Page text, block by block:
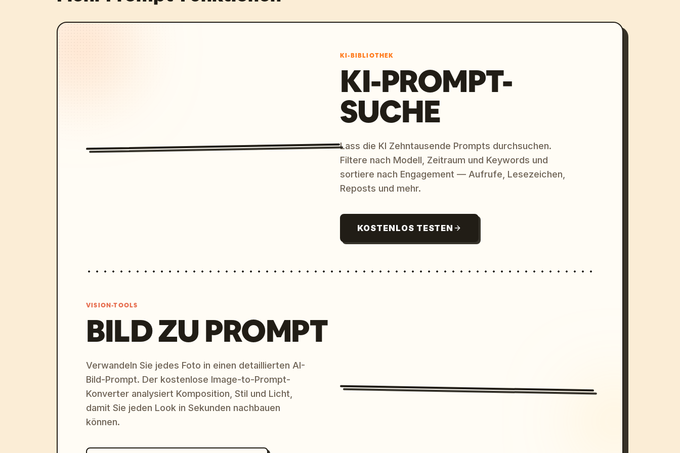
Roboter mit großen leuchtenden Augen, niedlich, aber geheimnisvoll"},
Partikel, Zerfall und Rekonstruktion","Beziehungen der Charaktere
fragmentarisch zeigen, um die Fantasie anzuregen","Maximierung der Emotionen
durch Synchronisation von Bild und Musik"],"right_title":"Musik- &
Soundeffekt-Konzept","right_bullets":["Stille Einführung mit Klavier,
Steigerung zu Streichern und vollem Orchester","Effektiver Einsatz von
nachhallt"]},"customization":{"genre":" Genre: Animationsfilm ","runtime":"
KI-BIBLIOTHEK
KI-PROMPT-
SUCHE
Lass die KI Zehntausende Prompts durchsuchen.
Filtere nach Modell, Zeitraum und Keywords und
sortiere nach Engagement — Aufrufe, Lesezeichen,
Reposts und mehr.
KOSTENLOS TESTEN
VISION-TOOLS
BILD ZU PROMPT
Verwandeln Sie jedes Foto in einen detaillierten AI-
Bild-Prompt. Der kostenlose Image-to-Prompt-
Konverter analysiert Komposition, Stil und Licht,
damit Sie jeden Look in Sekunden nachbauen
können.